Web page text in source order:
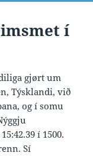
í
gjørt um
Týsklandi, við
og í somu
í 1500.
Sí